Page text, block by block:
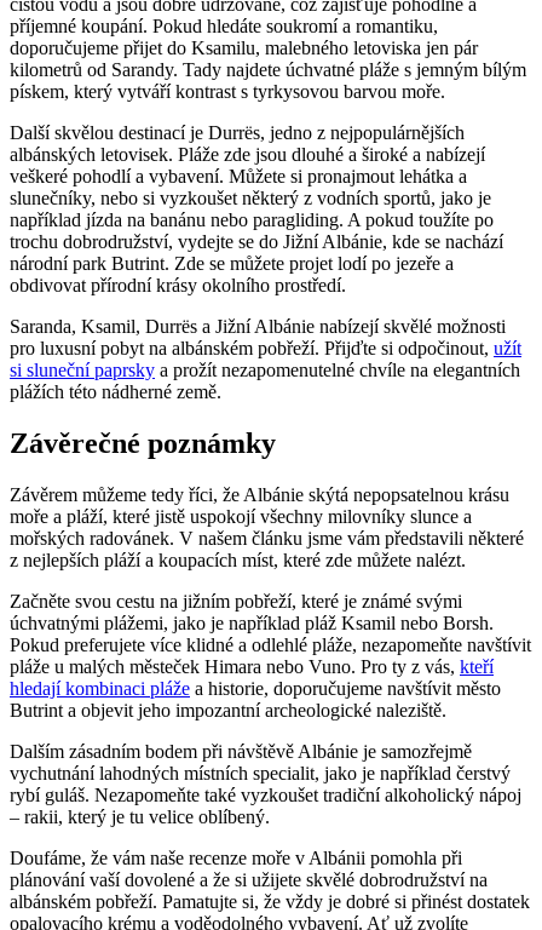
čistou vodu a jsou ⁣dobře ⁣udržované,⁣ což zajišťuje pohodlné a‍
příjemné koupání. Pokud hledáte soukromí​ a romantiku,
doporučujeme přijet do⁣ Ksamilu, malebného letoviska⁣ jen pár
kilometrů‌ od Sarandy. Tady⁢ najdete úchvatné pláže s jemným bílým
pískem,⁤ který vytváří ⁣kontrast s tyrkysovou barvou ‌moře.
Další skvělou ⁣destinací je Durrës, ​jedno z nejpopulárnějších
albánských​ letovisek. Pláže‌ zde jsou dlouhé⁣ a široké a nabízejí
veškeré pohodlí a ‍vybavení. ‍Můžete si pronajmout lehátka a
slunečníky, nebo si ⁣vyzkoušet některý z ​vodních⁣ sportů, ⁢jako je
například jízda na banánu nebo ​paragliding. ‌A pokud⁢ toužíte po
‍trochu dobrodružství, vydejte se do ‌Jižní Albánie, kde se nachází
národní park ⁢Butrint. Zde se ‌můžete projet lodí po ​jezeře a⁣
obdivovat přírodní krásy okolního prostředí.
Saranda, Ksamil, Durrës a Jižní Albánie nabízejí ‌skvělé‍ možnosti
pro luxusní‍ pobyt na albánském pobřeží. Přijďte ‍si odpočinout, ⁢ užít
si sluneční paprsky ⁢ a ‌prožít ⁤nezapomenutelné chvíle na elegantních
plážích této ⁣nádherné ‌země.
Závěrečné poznámky
Závěrem můžeme ⁣tedy říci, že ⁢Albánie skýtá‌ nepopsatelnou krásu
⁢moře a ⁢pláží, které jistě uspokojí všechny milovníky slunce ⁤a
⁢mořských radovánek. V našem ⁣článku⁢ jsme ⁤vám představili některé
z nejlepších pláží a koupacích‌ míst, které zde ⁣můžete nalézt.
Začněte ‌svou​ cestu na jižním pobřeží, které je známé svými
úchvatnými plážemi, jako je například⁢ pláž Ksamil nebo Borsh.
Pokud preferujete více klidné a⁣ odlehlé pláže, nezapomeňte navštívit
pláže ‌u malých městeček Himara nebo Vuno.‌ Pro ​ty z vás,‍ kteří
hledají kombinaci pláže a historie,​ doporučujeme navštívit město
Butrint a objevit jeho impozantní archeologické⁣ naleziště.
Dalším‍ zásadním bodem‍ při návštěvě Albánie je samozřejmě
vychutnání lahodných místních ​specialit, jako ‍je například ⁣čerstvý
rybí ⁣guláš. ⁤Nezapomeňte také vyzkoušet tradiční ⁢alkoholický nápoj
– rakii, ⁣který‍ je tu velice oblíbený.
Doufáme,⁤ že vám naše recenze ⁣moře v Albánii pomohla při
plánování‌ vaší ⁤dovolené a​ že ‍si užijete skvělé ‌dobrodružství ⁢na ​
albánském‌ pobřeží. Pamatujte‌ si, že vždy je dobré si přinést dostatek
opalovacího‍ krému‍ a voděodolného‍ vybavení. Ať už zvolíte